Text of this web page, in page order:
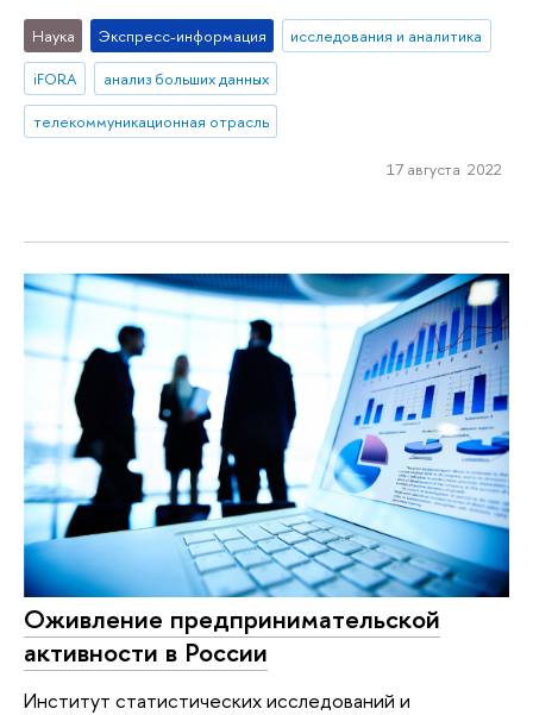
Наука Экспресс-информация
исследования и аналитика
iFORA
анализ больших данных
телекоммуникационная отрасль
17 августа 2022
Оживление предпринимательской
активности в России
Институт статистических исследований и